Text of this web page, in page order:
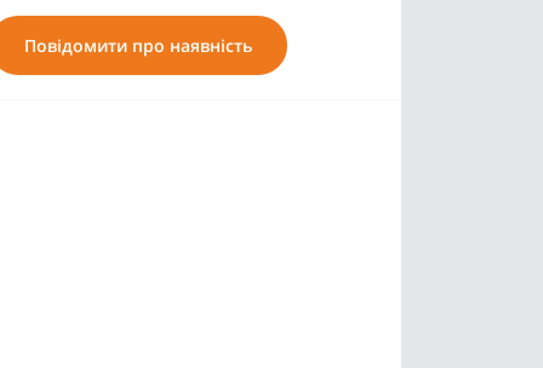
Повідомити про наявність